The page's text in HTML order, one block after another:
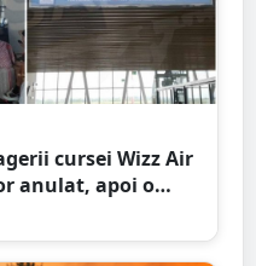
cursei Wizz Air
anulat, apoi o
clare